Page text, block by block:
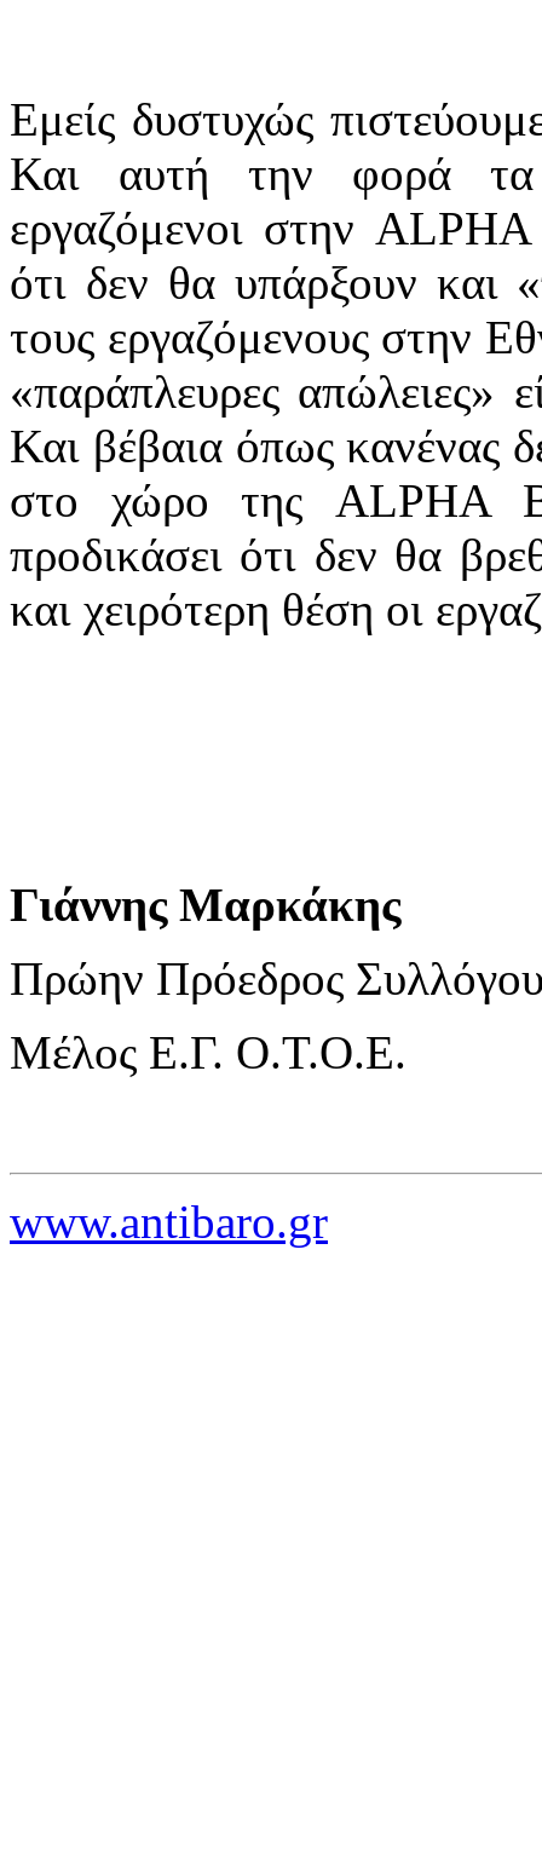
Εμείς δυστυχώς
Και αυτή την φορά τα
εργαζόμενοι στην ALPHA
ότι δεν θα υπάρξουν και
τους εργαζόμενους στην
«παράπλευρες απώλειες»
Και βέβαια όπως κανένας
στο χώρο της ALPHA
προδικάσει ότι δεν θα
και χειρότερη θέση οι
Γιάννης Μαρκάκης
Πρώην Πρόεδρος
Μέλος Ε.Γ. Ο.Τ.Ο.Ε.
www.antibaro.gr